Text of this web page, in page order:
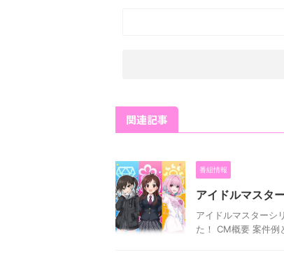
関連記事
番組情報
アイドルマスタ
アイドルマスターシ
た！ CM概要 案件